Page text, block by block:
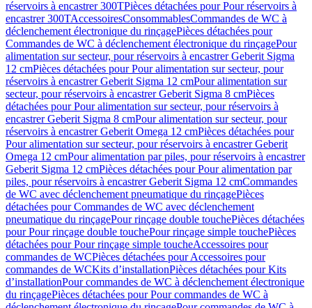
réservoirs à encastrer 300TPièces détachées pour Pour réservoirs à
encastrer 300TAccessoiresConsommablesCommandes de WC à
déclenchement électronique du rinçagePièces détachées pour
Commandes de WC à déclenchement électronique du rinçagePour
alimentation sur secteur, pour réservoirs à encastrer Geberit Sigma
12 cmPièces détachées pour Pour alimentation sur secteur, pour
réservoirs à encastrer Geberit Sigma 12 cmPour alimentation sur
secteur, pour réservoirs à encastrer Geberit Sigma 8 cmPièces
détachées pour Pour alimentation sur secteur, pour réservoirs à
encastrer Geberit Sigma 8 cmPour alimentation sur secteur, pour
réservoirs à encastrer Geberit Omega 12 cmPièces détachées pour
Pour alimentation sur secteur, pour réservoirs à encastrer Geberit
Omega 12 cmPour alimentation par piles, pour réservoirs à encastrer
Geberit Sigma 12 cmPièces détachées pour Pour alimentation par
piles, pour réservoirs à encastrer Geberit Sigma 12 cmCommandes
de WC avec déclenchement pneumatique du rinçagePièces
détachées pour Commandes de WC avec déclenchement
pneumatique du rinçagePour rinçage double touchePièces détachées
pour Pour rinçage double touchePour rinçage simple touchePièces
détachées pour Pour rinçage simple toucheAccessoires pour
commandes de WCPièces détachées pour Accessoires pour
commandes de WCKits d’installationPièces détachées pour Kits
d’installationPour commandes de WC à déclenchement électronique
du rinçagePièces détachées pour Pour commandes de WC à